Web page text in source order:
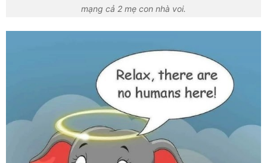
mạng cả 2 mẹ con nhà voi.